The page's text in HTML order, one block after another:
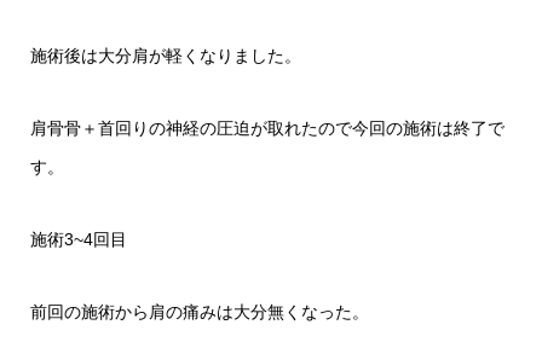
施術後は大分肩が軽くなりました。
肩骨骨＋首回りの神経の圧迫が取れたので今回の施術は終了で
す。
施術3~4回目
前回の施術から肩の痛みは大分無くなった。